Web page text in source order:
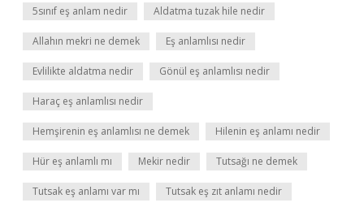
5sınıf eş anlam nedir Aldatma tuzak hile nedir
Allahın mekri ne demek Eş anlamlısı nedir
Evlilikte aldatma nedir Gönül eş anlamlısı nedir
Haraç eş anlamlısı nedir
Hemşirenin eş anlamlısı ne demek Hilenin eş anlamı nedir
Hür eş anlamlı mı Mekir nedir Tutsağı ne demek
Tutsak eş anlamı var mı Tutsak eş zıt anlamı nedir